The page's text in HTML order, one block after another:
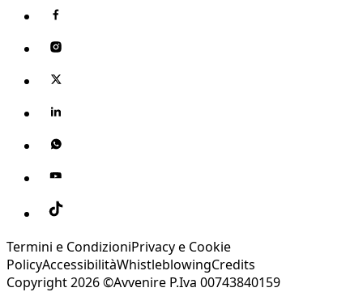
Termini e CondizioniPrivacy e Cookie
PolicyAccessibilitàWhistleblowingCredits
Copyright 2026 ©Avvenire P.Iva 00743840159